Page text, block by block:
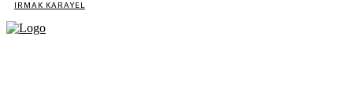
IRMAK KARAYEL